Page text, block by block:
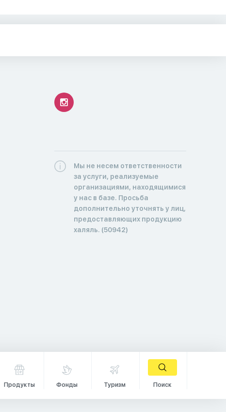
Мы не несем ответственности
за услуги, реализуемые
организациями, находящимися
у нас в базе. Просьба
дополнительно уточнять у лиц,
предоставляющих продукцию
халяль. (50942)
Продукты Фонды Туризм Поиск